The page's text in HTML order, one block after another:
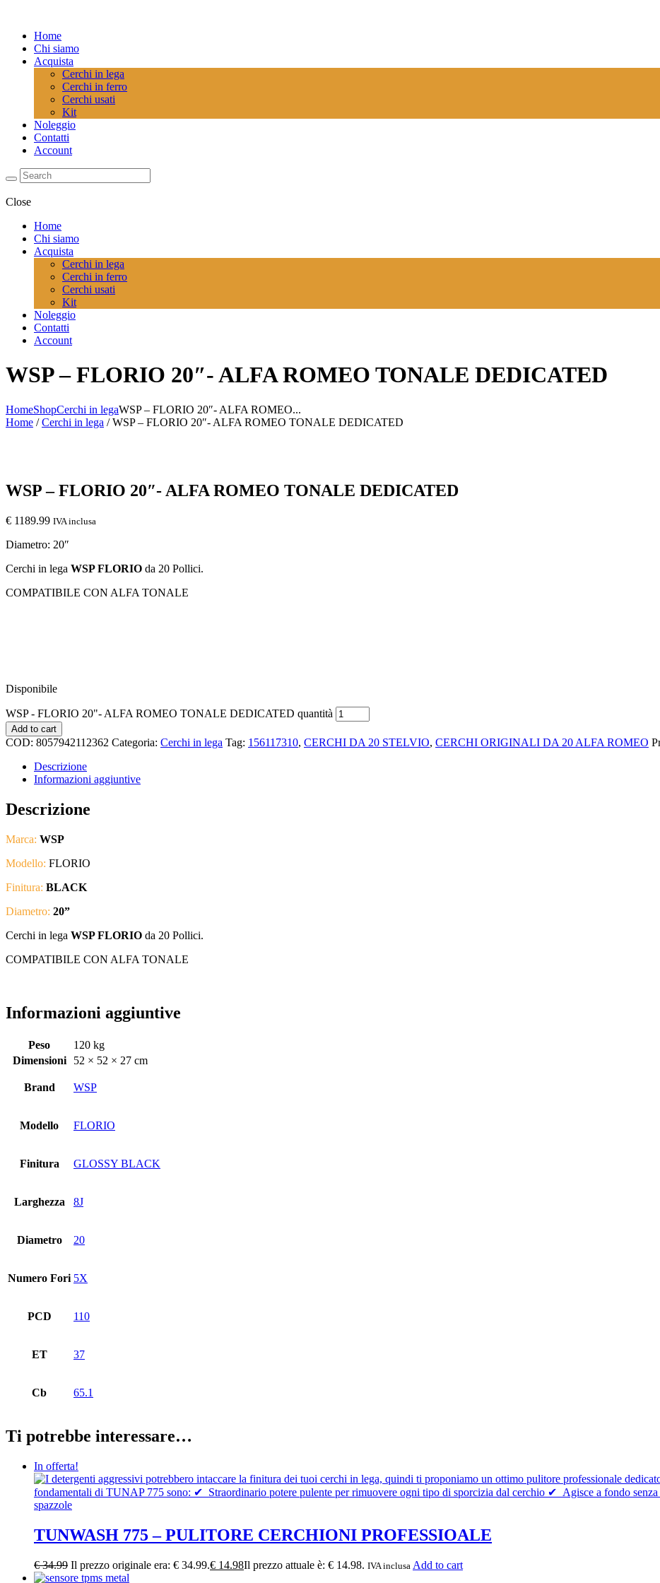
Home
Chi siamo
Acquista
Cerchi in lega
Cerchi in ferro
Cerchi usati
Kit
Noleggio
Contatti
Account
Close
Home
Chi siamo
Acquista
Cerchi in lega
Cerchi in ferro
Cerchi usati
Kit
Noleggio
Contatti
Account
WSP – FLORIO 20″- ALFA ROMEO TONALE DEDICATED
HomeShopCerchi in legaWSP – FLORIO 20″- ALFA ROMEO...
Home /Cerchi in lega / WSP – FLORIO 20″- ALFA ROMEO TONALE DEDICATED
WSP – FLORIO 20″- ALFA ROMEO TONALE DEDICATED
€ 1189.99 IVA inclusa
Diametro: 20″
Cerchi in lega WSP FLORIO da 20 Pollici.
COMPATIBILE CON ALFA TONALE
Disponibile
WSP - FLORIO 20"- ALFA ROMEO TONALE DEDICATED quantità
Add to cart
COD: 8057942112362 Categoria: Cerchi in lega Tag: 156117310, CERCHI DA 20 STELVIO, CERCHI ORIGINALI DA 20 ALFA ROMEO
Descrizione
Informazioni aggiuntive
Descrizione
Marca: WSP
Modello: FLORIO
Finitura: BLACK
Diametro: 20”
Cerchi in lega WSP FLORIO da 20 Pollici.
COMPATIBILE CON ALFA TONALE
Informazioni aggiuntive
Peso
120 kg
Dimensioni
52 × 52 × 27 cm
Brand WSP
Modello FLORIO
Finitura GLOSSY BLACK
Larghezza 8J
Diametro 20
Numero Fori 5X
PCD 110
ET 37
Cb 65.1
Ti potrebbe interessare…
In offerta!
TUNWASH 775 – PULITORE CERCHIONI PROFESSIOALE
€34.99 Il prezzo originale era: € 34.99.€ 14.98Il prezzo attuale è: € 14.98. IVA inclusa Add to cart